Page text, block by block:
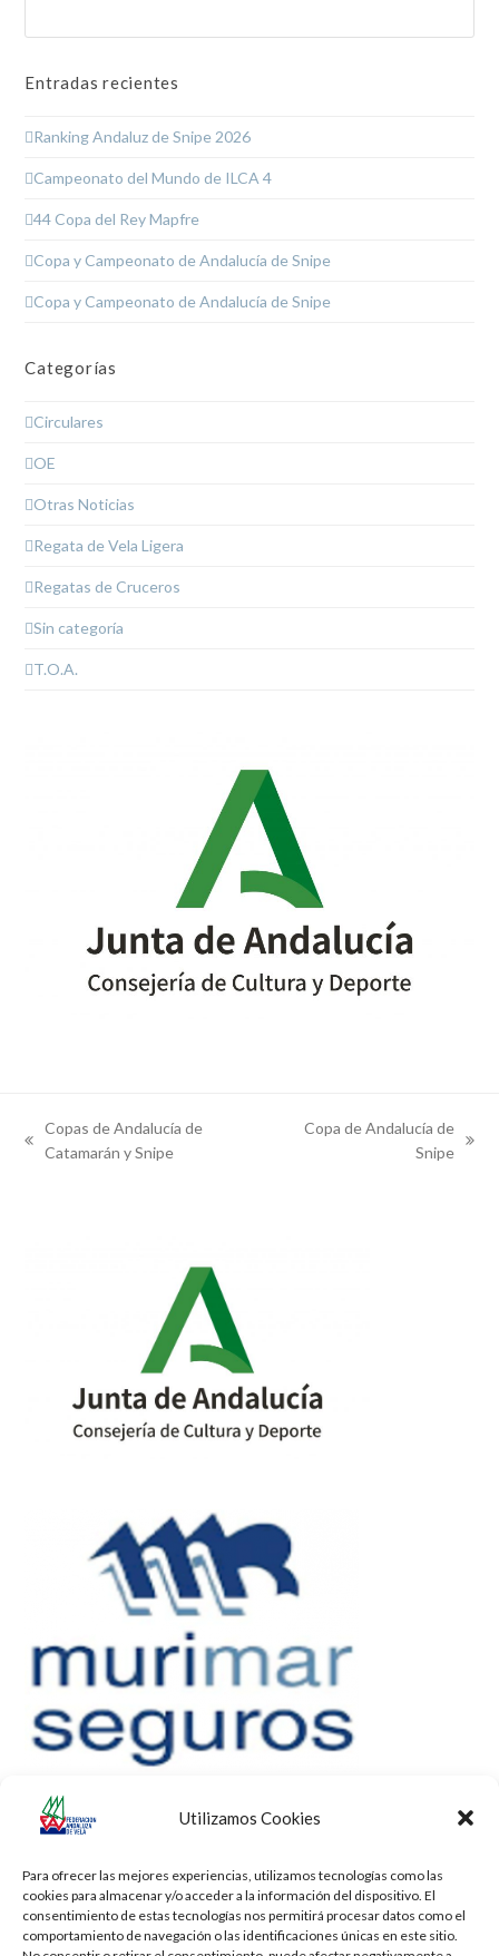
Utilizamos Cookies
Para ofrecer las mejores experiencias, utilizamos tecnologías como las
cookies para almacenar y/o acceder a la información del dispositivo. El
consentimiento de estas tecnologías nos permitirá procesar datos como el
comportamiento de navegación o las identificaciones únicas en este sitio.
Entradas recientes
Ranking Andaluz de Snipe 2026
Campeonato del Mundo de ILCA 4
44 Copa del Rey Mapfre
Copa y Campeonato de Andalucía de Snipe
Copa y Campeonato de Andalucía de Snipe
Categorías
Circulares
OE
Otras Noticias
Regata de Vela Ligera
Regatas de Cruceros
Sin categoría
T.O.A.
previous
Copas de Andalucía de
Catamarán y Snipe
Copa de Andalucía de
Snipe